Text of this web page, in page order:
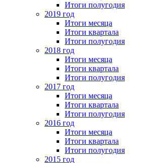
Итоги полугодия
2019 год
Итоги месяца
Итоги квартала
Итоги полугодия
2018 год
Итоги месяца
Итоги квартала
Итоги полугодия
2017 год
Итоги месяца
Итоги квартала
Итоги полугодия
2016 год
Итоги месяца
Итоги квартала
Итоги полугодия
2015 год